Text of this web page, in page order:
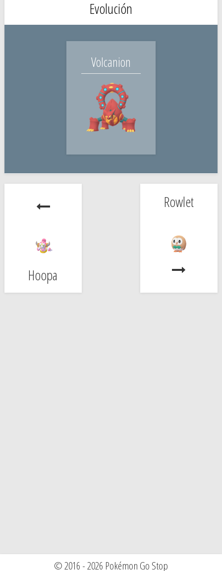
Evolución
Volcanion
Hoopa
Rowlet
© 2016 - 2026 Pokémon Go Stop